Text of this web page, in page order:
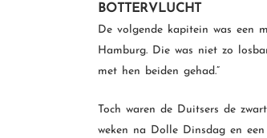
BOTTERVLUCHT
De volgende kapitein was een
Hamburg. Die was niet zo
met hen beiden gehad.”
Toch waren de Duitsers de
weken na Dolle Dinsdag en